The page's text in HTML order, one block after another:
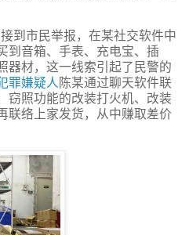
到市民举报，在某社交软件中
到音箱、手表、充电宝、插
器材，这一线索引起了民警的
罪嫌疑人 陈某通过聊天软件联
窃照功能的改装打火机、改装
联络上家发货，从中赚取差价